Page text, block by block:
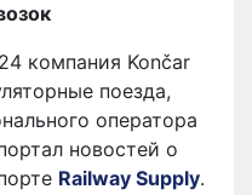
компания Končar
поезда,
оператора
новостей о
Railway Supply.